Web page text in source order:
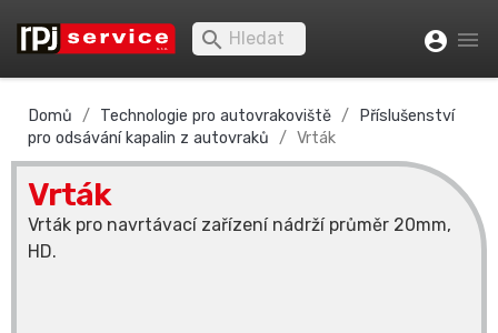
 account_circle 
Domů Technologie pro autovrakoviště
Příslušenství
pro odsávání kapalin z autovraků
Vrták
Vrták
Vrták pro navrtávací zařízení nádrží průměr 20mm,
HD.